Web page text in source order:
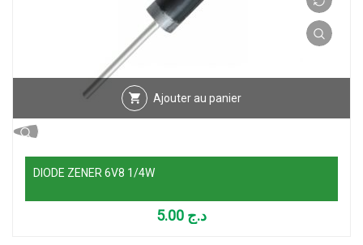
Ajouter au panier
DIODE ZENER 6V8 1/4W
د.ج